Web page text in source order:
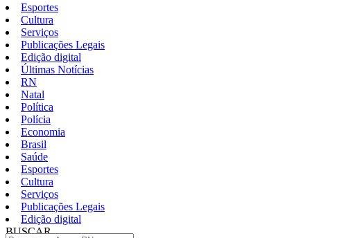
Esportes
Cultura
Serviços
Publicações Legais
Edição digital
Últimas Notícias
RN
Natal
Política
Polícia
Economia
Brasil
Saúde
Esportes
Cultura
Serviços
Publicações Legais
Edição digital
BUSCAR